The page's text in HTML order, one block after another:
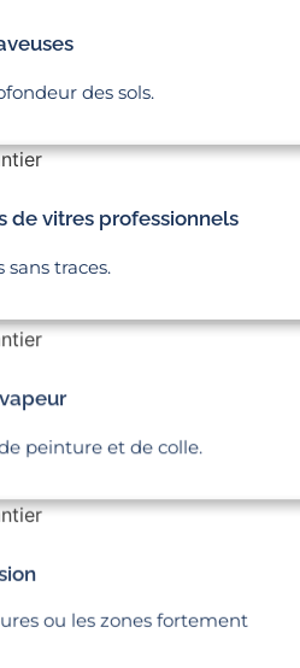
des sols.
de vitres professionnels
sans traces.
peinture et de colle.
ou les zones fortement